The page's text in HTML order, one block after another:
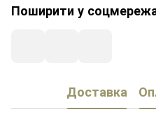
Поширити у
Доставка